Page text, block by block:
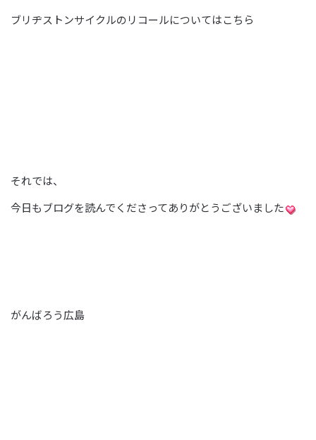
ブリヂストンサイクルのリコールについてはこちら
それでは、
今日もブログを読んでくださってありがとうございました
がんばろう広島